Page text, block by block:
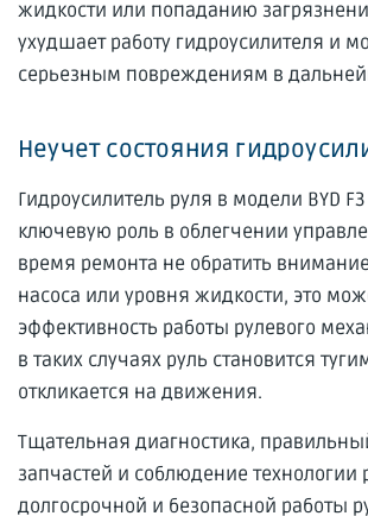
жидкости или попаданию
ухудшает работу гидроусилителя и
серьезным повреждениям в
Неучет состояния
Гидроусилитель руля в модели BYD
ключевую роль в облегчении
время ремонта не обратить
насоса или уровня жидкости, это
эффективность работы рулевого
в таких случаях руль становится
откликается на движения.
Тщательная диагностика,
запчастей и соблюдение технологии
долгосрочной и безопасной работы